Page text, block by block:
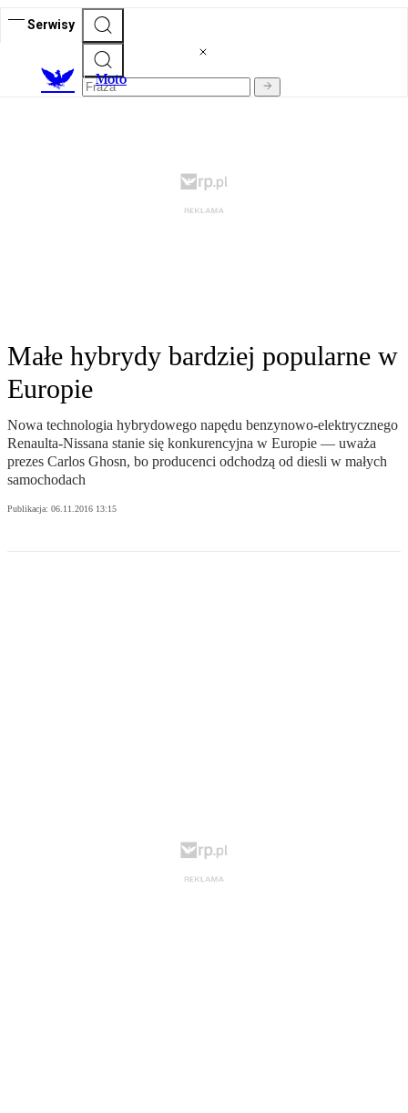
Serwisy
Moto
Małe hybrydy bardziej popularne w
Europie
Nowa technologia hybrydowego napędu benzynowo-elektrycznego
Renaulta-Nissana stanie się konkurencyjna w Europie — uważa
prezes Carlos Ghosn, bo producenci odchodzą od diesli w małych
samochodach
Publikacja: 06.11.2016 13:15